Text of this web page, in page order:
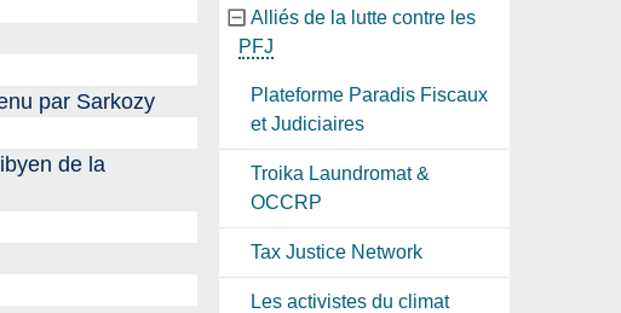
par Sarkozy
de la
Alliés de la lutte contre les
PFJ
Plateforme Paradis Fiscaux
et Judiciaires
Troika Laundromat &
OCCRP
Tax Justice Network
Les activistes du climat